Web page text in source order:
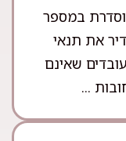
במספר
את תנאי
שאינם
...